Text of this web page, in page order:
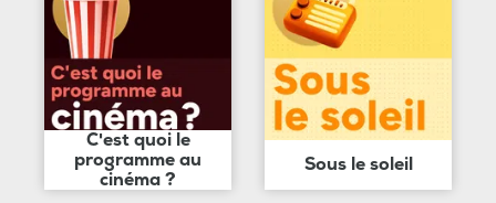
C'est quoi le
programme au
cinéma ?
Sous le soleil